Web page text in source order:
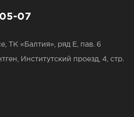
07
ТК «Балтия», ряд Е, пав. 6
Институтский проезд, 4, стр.